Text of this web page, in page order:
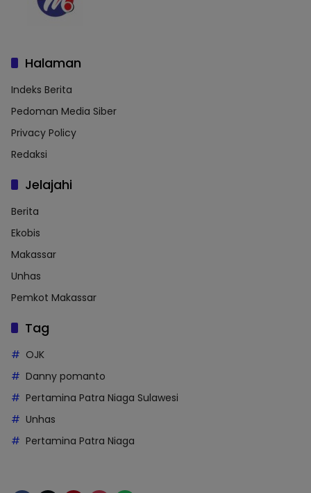
Halaman
Indeks Berita
Pedoman Media Siber
Privacy Policy
Redaksi
Jelajahi
Berita
Ekobis
Makassar
Unhas
Pemkot Makassar
Tag
OJK
Danny pomanto
Pertamina Patra Niaga Sulawesi
Unhas
Pertamina Patra Niaga